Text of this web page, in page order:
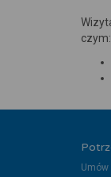
czym: